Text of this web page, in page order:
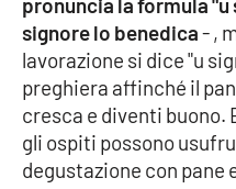
signore lo benedica- ,
lavorazione si dice "u
preghiera affinché il
cresca e diventi buono.
gli ospiti possono
degustazione con pane